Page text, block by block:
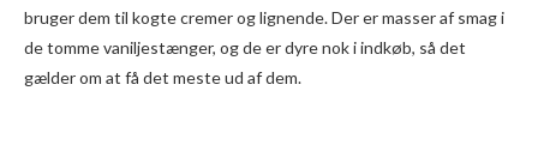
bruger dem til kogte cremer og lignende. Der er masser af smag i
de tomme vaniljestænger, og de er dyre nok i indkøb, så det
gælder om at få det meste ud af dem.